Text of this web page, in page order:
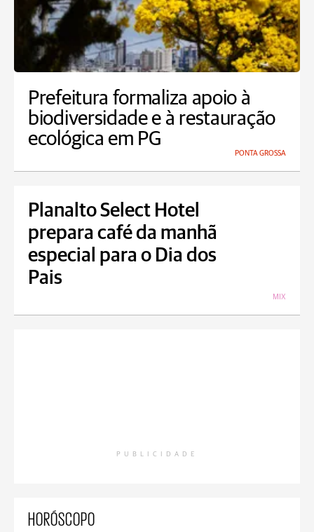
Prefeitura formaliza apoio à
biodiversidade e à restauração
ecológica em PG
PONTA GROSSA
Planalto Select Hotel
prepara café da manhã
especial para o Dia dos
Pais
MIX
PUBLICIDADE
HORÓSCOPO